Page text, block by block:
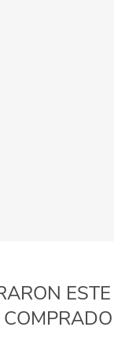
ESTE